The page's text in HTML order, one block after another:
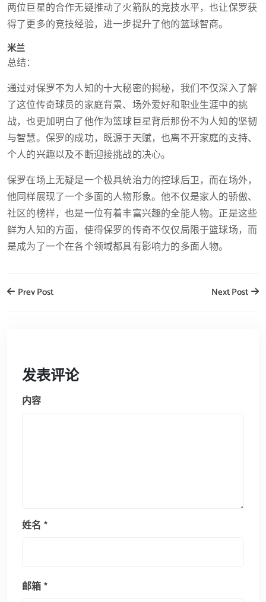
两位巨星的合作无疑推动了火箭队的竞技水平，也让保罗获
得了更多的竞技经验，进一步提升了他的篮球智商。
米兰
总结：
通过对保罗不为人知的十大秘密的揭秘，我们不仅深入了解
了这位传奇球员的家庭背景、场外爱好和职业生涯中的挑
战，也更加明白了他作为篮球巨星背后那份不为人知的坚韧
与智慧。保罗的成功，既源于天赋，也离不开家庭的支持、
个人的兴趣以及不断迎接挑战的决心。
保罗在场上无疑是一个极具统治力的控球后卫，而在场外，
他同样展现了一个多面的人物形象。他不仅是家人的骄傲、
社区的榜样，也是一位有着丰富兴趣的全能人物。正是这些
鲜为人知的方面，使得保罗的传奇不仅仅局限于篮球场，而
是成为了一个在各个领域都具有影响力的多面人物。
Prev Post Next Post
发表评论
内容
姓名 *
邮箱*